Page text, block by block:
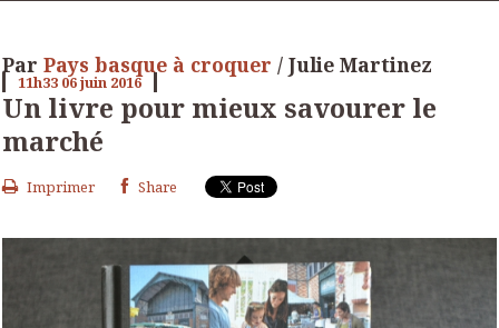
Par Pays basque à croquer / Julie Martinez
11h33 06juin 2016
Un livre pour mieux savourer le
marché
Imprimer Share